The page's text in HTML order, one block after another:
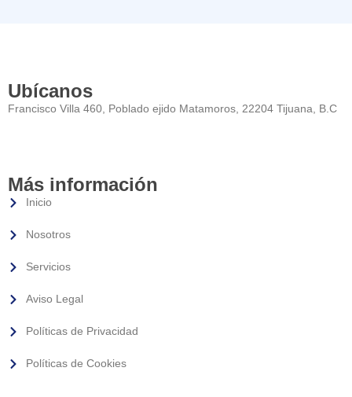
Ubícanos
Francisco Villa 460, Poblado ejido Matamoros, 22204 Tijuana, B.C
Más información
Inicio
Nosotros
Servicios
Aviso Legal
Políticas de Privacidad
Políticas de Cookies